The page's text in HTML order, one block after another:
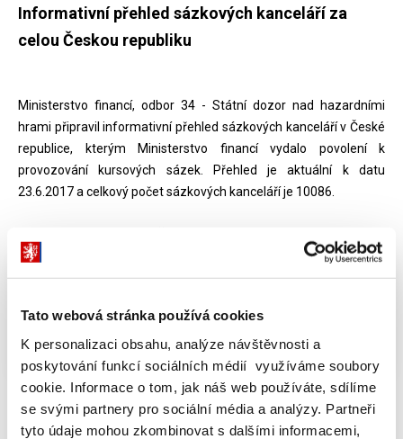
Tato webová stránka používá cookies
K personalizaci obsahu, analýze návštěvnosti a
poskytování funkcí sociálních médií využíváme soubory
cookie. Informace o tom, jak náš web používáte, sdílíme
se svými partnery pro sociální média a analýzy. Partneři
tyto údaje mohou zkombinovat s dalšími informacemi,
Informativní přehled sázkových kanceláří za
celou Českou republiku
Ministerstvo financí, odbor 34 - Státní dozor nad hazardními
hrami připravil informativní přehled sázkových kanceláří v České
republice, kterým Ministerstvo financí vydalo povolení k
provozování kursových sázek. Přehled je aktuální k datu
23.6.2017 a celkový počet sázkových kanceláří je 10086.
Informativní přehled sázkových kanceláří -